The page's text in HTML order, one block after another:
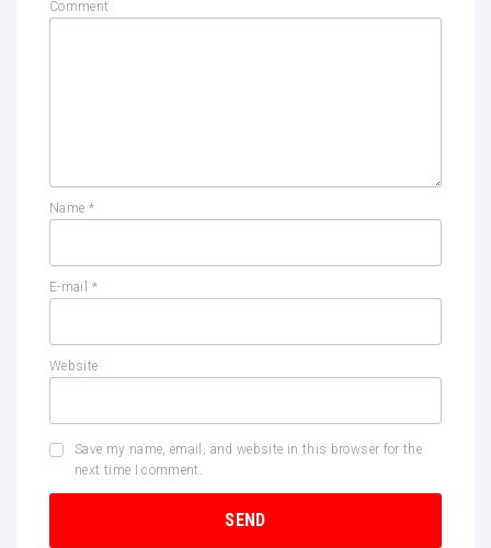
Comment
Name *
E-mail *
Website
Save my name, email, and website in this browser for the
next time I comment.